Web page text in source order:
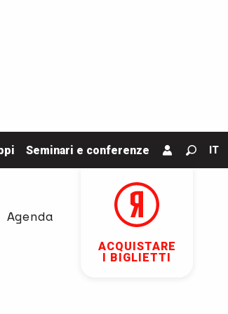
Seminari e conferenze IT
ACQUISTARE
I BIGLIETTI
Agenda